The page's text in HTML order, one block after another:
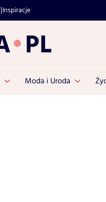
Inspiracje
Moda i Uroda